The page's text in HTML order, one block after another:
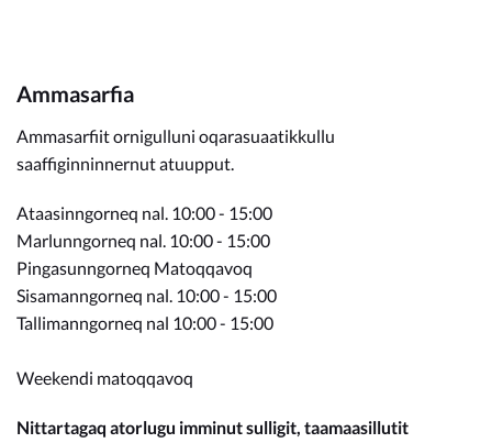
Ammasarfia
Ammasarfiit ornigulluni oqarasuaatikkullu
saaffiginninnernut atuupput.
Ataasinngorneq nal. 10:00 - 15:00
Marlunngorneq nal. 10:00 - 15:00
Pingasunngorneq Matoqqavoq
Sisamanngorneq nal. 10:00 - 15:00
Tallimanngorneq nal 10:00 - 15:00
Weekendi matoqqavoq
Nittartagaq atorlugu imminut sulligit, taamaasillutit